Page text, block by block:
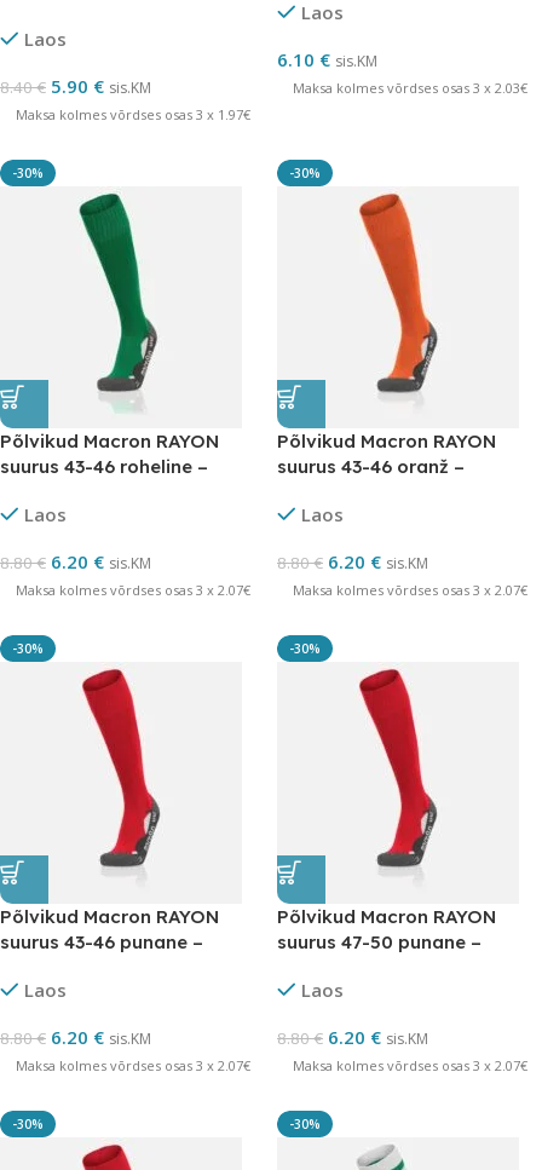
LÕPUMÜÜK
Laos
8.40€ 5.90 € sis.KM
Maksa kolmes võrdses osas 3 x 1.97€
Laos
6.10 € sis.KM
Maksa kolmes võrdses osas 3 x 2.03€
-30%
Põlvikud Macron RAYON
suurus 43-46 roheline –
Laos
8.80€ 6.20 € sis.KM
Maksa kolmes võrdses osas 3 x 2.07€
-30%
Põlvikud Macron RAYON
suurus 43-46 oranž –
Laos
8.80€ 6.20 € sis.KM
Maksa kolmes võrdses osas 3 x 2.07€
-30%
Põlvikud Macron RAYON
suurus 43-46 punane –
Laos
8.80€ 6.20 € sis.KM
Maksa kolmes võrdses osas 3 x 2.07€
-30%
Põlvikud Macron RAYON
suurus 47-50 punane –
Laos
8.80€ 6.20 € sis.KM
Maksa kolmes võrdses osas 3 x 2.07€
-30% -30%